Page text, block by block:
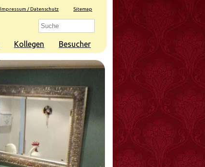
Impressum / Datenschutz Sitemap
Kollegen Besucher